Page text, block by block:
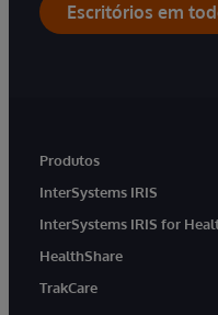
Escritórios em
Produtos
InterSystems IRIS
InterSystems IRIS for
HealthShare
TrakCare